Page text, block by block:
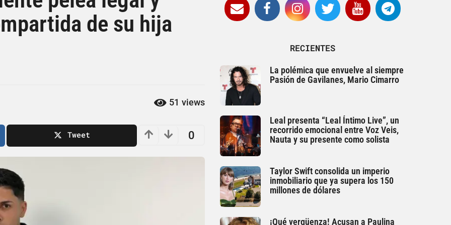
de su hija
51 views
0
Tweet
RECIENTES
La polémica que envuelve al siempre
Pasión de Gavilanes, Mario Cimarro
Leal presenta “Leal Íntimo Live”, un
recorrido emocional entre Voz Veis,
Nauta y su presente como solista
Taylor Swift consolida un imperio
inmobiliario que ya supera los 150
millones de dólares
¡Qué vergüenza! Acusan a Paulina